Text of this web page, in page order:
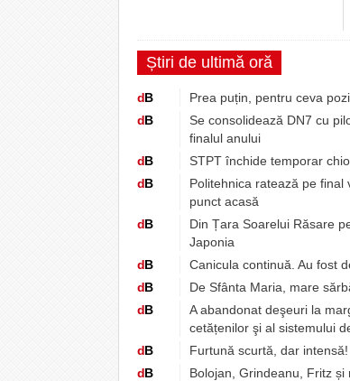
Știri de ultimă oră
dB
Prea puțin, pentru ceva
dB
Se consolidează DN7 cu
finalul anului
dB
STPT închide temporar
dB
Politehnica ratează pe
punct acasă
dB
Din Țara Soarelui Răsare
Japonia
dB
Canicula continuă. Au fost
dB
De Sfânta Maria, mare
dB
A abandonat deşeuri la
cetățenilor şi al sistemului
dB
Furtună scurtă, dar
dB
Bolojan, Grindeanu, Fritz și